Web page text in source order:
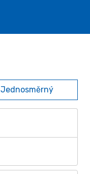
Jednosměrný